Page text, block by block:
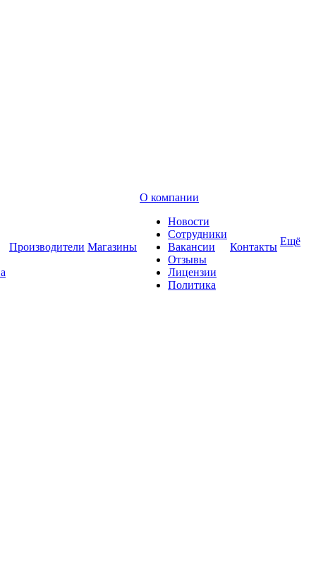
Производители Магазины
О компании
Новости
Сотрудники
Вакансии
Отзывы
Лицензии
Политика
Контакты Ещё